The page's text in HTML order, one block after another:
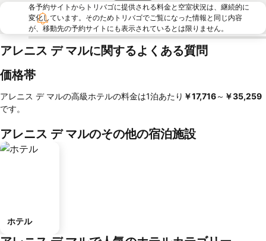
各予約サイトからトリバゴに提供される料金と空室状況は、継続的に
変化しています。そのためトリバゴでご覧になった情報と同じ内容
が、移動先の予約サイトにも表示されているとは限りません。
アレニス デ マルに関するよくある質問
価格帯
アレニス デ マルの高級ホテルの料金は1泊あたり ‎￥17,716～ ‎￥35,259
です。
アレニス デ マルのその他の宿泊施設
ホテル